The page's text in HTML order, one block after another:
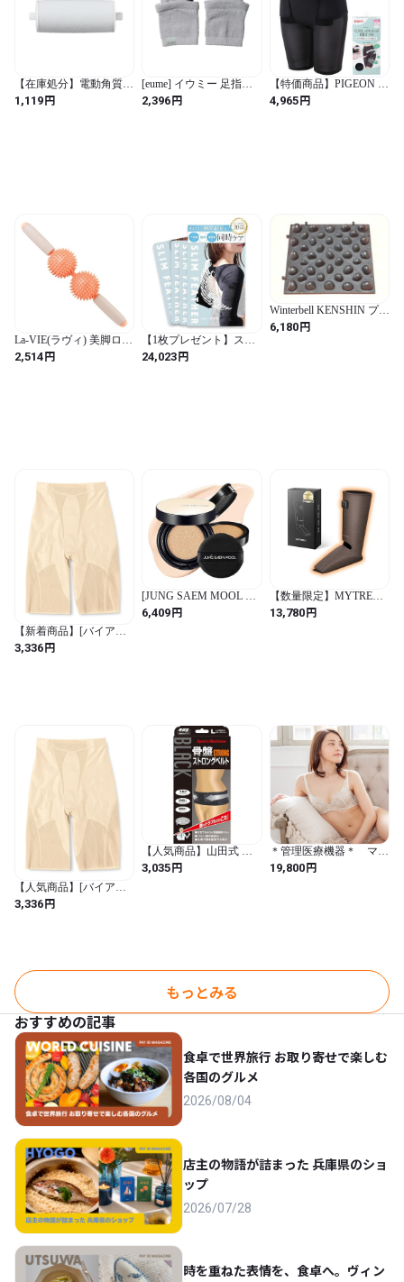
【在庫処分】電動角質リ
ムーバー かかと削り ロ
ーラーヘッド (中くらい)
1,119円
[eume] イウミー 足指リ
フレソックス 温活 むく
み 冷え対策 フリーサイ
2,396円
【特価商品】PIGEON ピ
ジョン くびれしっかり
キュット骨盤ガードル L
4,965円
La-VIE(ラヴィ) 美脚ロー
ラー ふくらはぎ むくみ
解消 マッサージローラ
2,514円
【1枚プレゼント】スリ
ムフェザー Slim Feather
着圧 二の腕シェイパー
24,023円
Winterbell KENSHIN プチ
マット （官足法足踏み
健康板） カラー（ブラ
6,180円
【新着商品】[バイアス
リフト] ナナメの力で骨
盤サポート美姿勢・美脚
3,336円
[JUNG SAEM MOOL 公
式] ESSENTIAL SKIN
NUDER CUSHION SET
6,409円
【数量限定】MYTREX
マイトレックス
RAKUNO FIT PLUS 足
13,780円
【人気商品】[バイアス
リフト] ナナメの力で骨
盤サポート美姿勢・美脚
3,336円
【人気商品】山田式 骨
盤ストロングベルト 骨
盤用 Lサイズ (ヒップ
3,035円
＊管理医療機器＊ マグ
リリース BB育乳ブラ
【アイボリークリーム】
19,800円
もっとみる
おすすめの記事
食卓で世界旅行 お取り寄せで楽しむ
各国のグルメ
2026/08/04
店主の物語が詰まった 兵庫県のショ
ップ
2026/07/28
時を重ねた表情を、食卓へ。ヴィン